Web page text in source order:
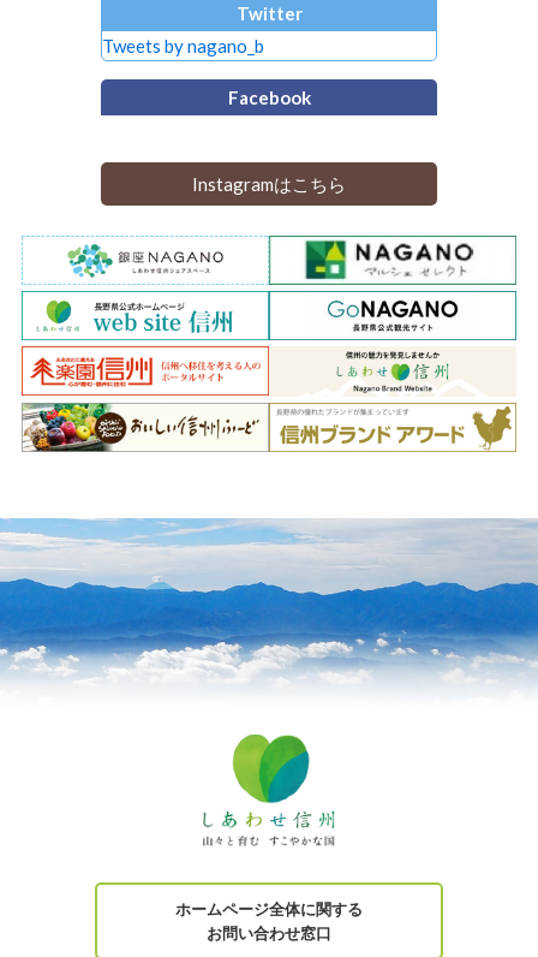
Twitter
Tweets by nagano_b
Facebook
Instagramはこちら
ホームページ全体に関する
お問い合わせ窓口